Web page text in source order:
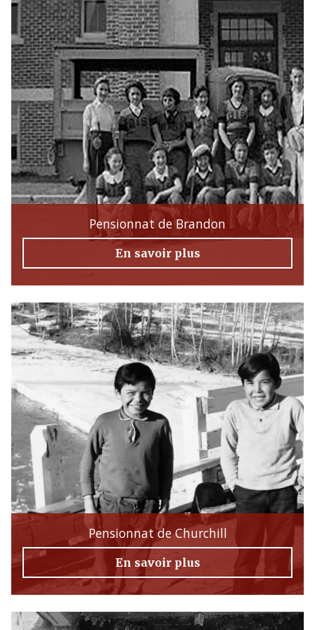
Pensionnat de Brandon
En savoir plus
Pensionnat de Churchill
En savoir plus